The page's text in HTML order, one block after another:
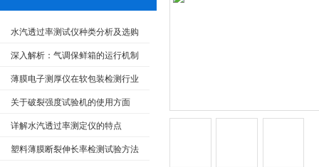
水汽透过率测试仪种类分析及选购
推荐深入解析：气调保鲜箱的运行机制
及维护
薄膜电子测厚仪在软包装检测行业
上的存在意义
关于破裂强度试验机的使用方面
详解水汽透过率测定仪的特点
塑料薄膜断裂伸长率检测试验方法